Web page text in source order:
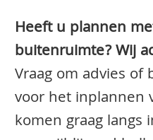
Heeft u plannen
buitenruimte? Wij
Vraag om advies
voor het inplannen
komen graag langs